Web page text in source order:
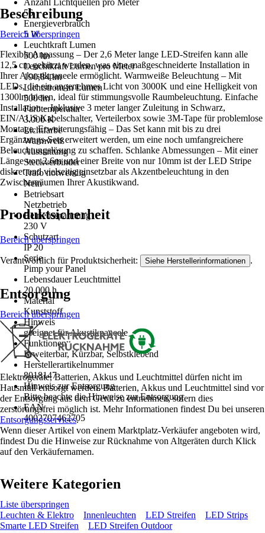
Anzahl Lichtquellen pro Meter
56
Energieverbrauch
5 W
Leuchtkraft Lumen
500 lm
Leuchtkraft Lumen pro Meter
190,84 lm
Lichtstrom in Lumen
500 lm
Farbtemperatur
3.000 K
Lichtfarbe
Warmweiß
Ausstattung
Steckverbinder
Trafo notwendig
Nein
Betriebsart
Netzbetrieb
Betriebsspannung
230 V
Schutzart
IP 20
Serie
Pimp your Panel
Lebensdauer Leuchtmittel
20.000 h
Material
Kunststoff
Hinweis
geeignet für Akustikpaneele
Funktionen
Erweiterbar, Kürzbar, Selbstklebend
Herstellerartikelnummer
8018147
Hinweis zur Entsorgung
Bitte beachte die Hinweise zur Entsorgung
EAN
4002707462705
Beschreibung
Bereich überspringen
Flexible Anpassung – Der 2,6 Meter lange LED-Streifen kann alle
12,5 cm gekürzt werden, was eine maßgeschneiderte Installation in
Ihrer Akustikpaneele ermöglicht. Warmweiße Beleuchtung – Mit
LEDs, die ein angenehmes Licht von 3000K und eine Helligkeit von
1300lm bieten, ideal für stimmungsvolle Raumbeleuchtung. Einfache
Installation – Inklusive 3 meter langer Zuleitung in Schwarz,
EIN/AUS Kabelschalter, Verteilerbox sowie 3M-Tape für problemlose
Montage. Erweiterungsfähig – Das Set kann mit bis zu drei
Ergänzungs-Sets erweitert werden, um eine noch umfangreichere
Beleuchtungslösung zu schaffen. Schlanke Abmessungen – Mit einer
Länge von 2,6m und einer Breite von nur 10mm ist der LED Stripe
diskret und vielseitig einsetzbar als Akzentbeleuchtung in den
Zwischenräumen Ihrer Akustikwand.
Produktsicherheit
Bereich überspringen
Verantwortlich für Produktsicherheit: Siehe Herstellerinformationen .
Entsorgung
Bereich überspringen
Elektrogeräte, Batterien, Akkus und Leuchtmittel dürfen nicht im
Hausmüll entsorgt werden. Batterien, Akkus und Leuchtmittel sind vor
der Entsorgung aus dem Gerät zu entnehmen, sofern dies
zerstörungsfrei möglich ist. Mehr Informationen findest Du bei unseren
Entsorgungsservices.
Wenn dieser Artikel von einem Marktplatz-Verkäufer angeboten wird,
findest Du die Hinweise zur Rücknahme von Altgeräten durch Klick
auf den Verkäufernamen.
Weitere Kategorien
Liste überspringen
Leuchten & Elektro
Innenleuchten LED Streifen
LED Strips
Smarte LED Streifen
LED Streifen Outdoor